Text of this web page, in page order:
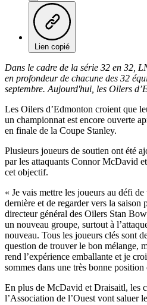
Lien copié
Dans le cadre de la série 32 en 32,
en profondeur de chacune des 32
septembre. Aujourd'hui, les Oilers
Les Oilers d’Edmonton croient que
un championnat est encore ouverte
en finale de la Coupe Stanley.
Plusieurs joueurs de soutien ont été
par les attaquants Connor McDavid
cet objectif.
« Je vais mettre les joueurs au défi
dernière et de regarder vers la saison
directeur général des Oilers Stan
un nouveau groupe, surtout à
nouveau. Tous les joueurs clés sont
question de trouver le bon mélange,
rend l’expérience emballante et je
sommes dans une très bonne
En plus de McDavid et Draisaitl, les
l’Association de l’Ouest vont saluer